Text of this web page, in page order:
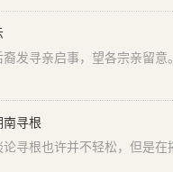
发寻亲启事，望各宗亲留意。
寻根